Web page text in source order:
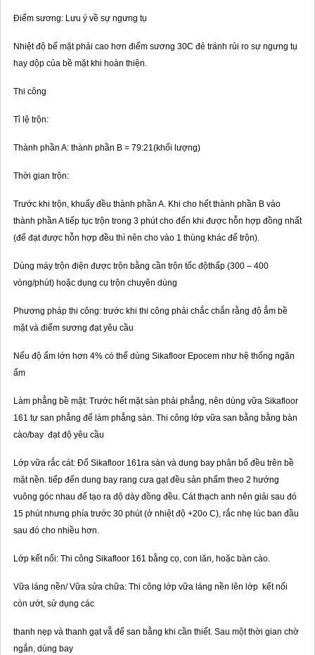
Điểm sương: Lưu ý về sự ngưng tụ
Nhiệt độ bế mặt phải cao hơn điểm sương 30C đẻ tránh rủi ro sự ngưng tụ
hay dộp của bề mặt khi hoàn thiện.
Thi công
Tỉ lệ trộn:
Thành phần A: thành phần B = 79:21(khối lượng)
Thời gian trộn:
Trước khi trộn, khuấy đều thành phần A. Khi cho hết thành phần B vào
thành phần A tiếp tục trộn trong 3 phút cho đến khi được hỗn hợp đồng nhất
(để đạt được hỗn hợp đều thì nên cho vào 1 thùng khác để trộn).
Dùng máy trộn điện được trộn bằng cần trộn tốc độthấp (300 – 400
vòng/phút) hoặc dụng cụ trộn chuyên dùng
Phương pháp thi công: trước khi thi công phải chắc chắn rằng độ ẳm bề
mặt và điểm sương đạt yêu cầu
Nếu độ ẩm lớn hơn 4% có thể dùng Sikafloor Epocem như hệ thống ngăn
ẩm
Làm phẳng bề mặt: Trước hết mặt sàn phải phẳng, nên dùng vữa Sikafloor
161 tự san phẳng để làm phẳng sàn. Thi công lớp vữa san bằng bằng bàn
cào/bay đạt độ yêu cầu
Lớp vữa rắc cát: Đổ Sikafloor 161ra sàn và dung bay phân bố đều trên bề
mặt nền. tiếp đến dung bay rang cưa gạt đều sản phẩm theo 2 hướng
vuông góc nhau để tạo ra độ dày đồng đều. Cát thạch anh nên giải sau đó
15 phút nhưng phía trước 30 phút (ở nhiệt độ +20o C), rắc nhẹ lúc ban đầu
sau đó cho nhiều hơn.
Lớp kết nối: Thi công Sikafloor 161 bằng cọ, con lăn, hoặc bàn cào.
Vữa láng nền/ Vữa sửa chữa: Thi công lớp vữa láng nền lên lớp kết nối
còn ướt, sử dụng các
thanh nẹp và thanh gạt vẵ để san bằng khi cần thiết. Sau một thời gian chờ
ngắn, dùng bay